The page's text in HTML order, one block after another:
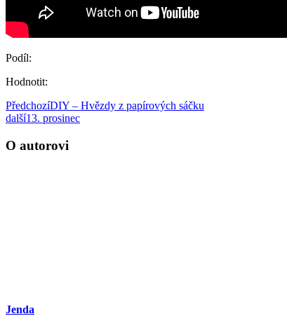
Podíl:
Hodnotit:
PředchozíDIY – Hvězdy z papírových sáčku
další13. prosinec
O autorovi
Jenda